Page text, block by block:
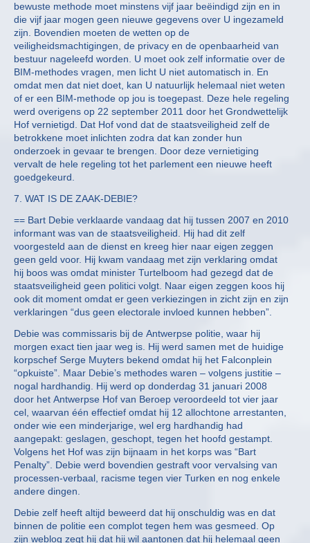
bewuste methode moet minstens vijf jaar beëindigd zijn en in
die vijf jaar mogen geen nieuwe gegevens over U ingezameld
zijn. Bovendien moeten de wetten op de
veiligheidsmachtigingen, de privacy en de openbaarheid van
bestuur nageleefd worden. U moet ook zelf informatie over de
BIM-methodes vragen, men licht U niet automatisch in. En
omdat men dat niet doet, kan U natuurlijk helemaal niet weten
of er een BIM-methode op jou is toegepast. Deze hele regeling
werd overigens op 22 september 2011 door het Grondwettelijk
Hof vernietigd. Dat Hof vond dat de staatsveiligheid zelf de
betrokkene moet inlichten zodra dat kan zonder hun
onderzoek in gevaar te brengen. Door deze vernietiging
vervalt de hele regeling tot het parlement een nieuwe heeft
goedgekeurd.
7. WAT IS DE ZAAK-DEBIE?
== Bart Debie verklaarde vandaag dat hij tussen 2007 en 2010
informant was van de staatsveiligheid. Hij had dit zelf
voorgesteld aan de dienst en kreeg hier naar eigen zeggen
geen geld voor. Hij kwam vandaag met zijn verklaring omdat
hij boos was omdat minister Turtelboom had gezegd dat de
staatsveiligheid geen politici volgt. Naar eigen zeggen koos hij
ook dit moment omdat er geen verkiezingen in zicht zijn en zijn
verklaringen “dus geen electorale invloed kunnen hebben”.
Debie was commissaris bij de Antwerpse politie, waar hij
morgen exact tien jaar weg is. Hij werd samen met de huidige
korpschef Serge Muyters bekend omdat hij het Falconplein
“opkuiste”. Maar Debie’s methodes waren – volgens justitie –
nogal hardhandig. Hij werd op donderdag 31 januari 2008
door het Antwerpse Hof van Beroep veroordeeld tot vier jaar
cel, waarvan één effectief omdat hij 12 allochtone arrestanten,
onder wie een minderjarige, wel erg hardhandig had
aangepakt: geslagen, geschopt, tegen het hoofd gestampt.
Volgens het Hof was zijn bijnaam in het korps was “Bart
Penalty”. Debie werd bovendien gestraft voor vervalsing van
processen-verbaal, racisme tegen vier Turken en nog enkele
andere dingen.
Debie zelf heeft altijd beweerd dat hij onschuldig was en dat
binnen de politie een complot tegen hem was gesmeed. Op
zijn weblog zegt hij dat hij wil aantonen dat hij helemaal geen